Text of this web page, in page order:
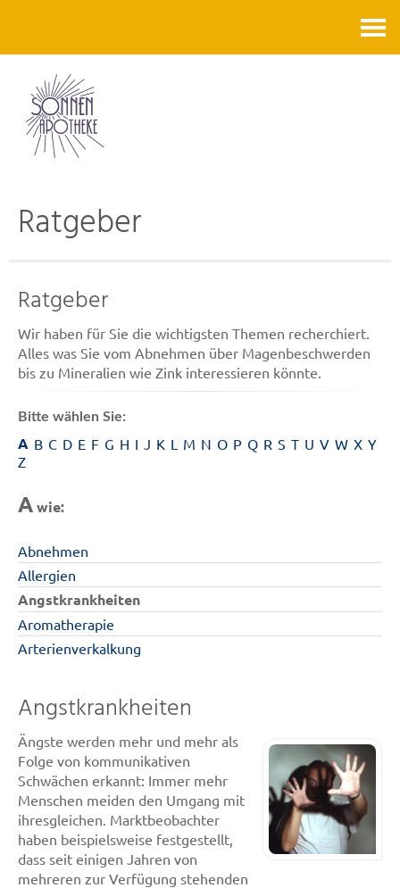
Ratgeber
Ratgeber
Wir haben für Sie die wichtigsten Themen recherchiert.
Alles was Sie vom Abnehmen über Magenbeschwerden
bis zu Mineralien wie Zink interessieren könnte.
Bitte wählen Sie:
A B C D E F G H I J K L M N O P Q R S T U V W X Y
Z
Awie:
Abnehmen
Allergien
Angstkrankheiten
Aromatherapie
Arterienverkalkung
Angstkrankheiten
Ängste werden mehr und mehr als
Folge von kommunikativen
Schwächen erkannt: Immer mehr
Menschen meiden den Umgang mit
ihresgleichen. Marktbeobachter
haben beispielsweise festgestellt,
dass seit einigen Jahren von
mehreren zur Verfügung stehenden